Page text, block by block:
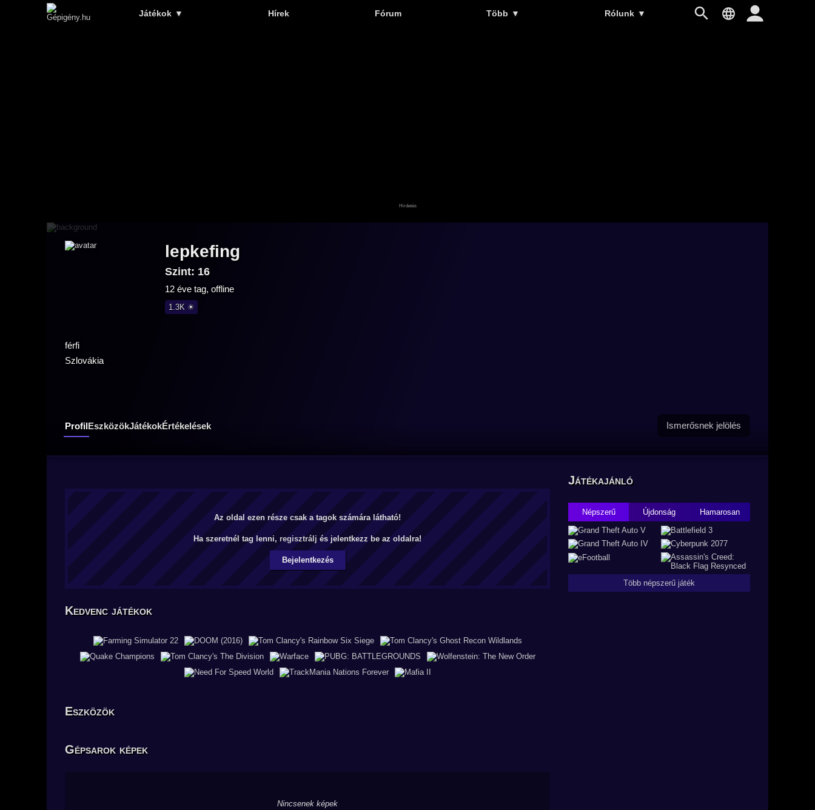
Játékok ▼ Hírek Fórum Több ▼ Rólunk ▼
lepkefing
Szint: 16
12 éve tag, offline
1.3K ☀
férfi
Szlovákia
ProfilEszközökJátékokÉrtékelések Ismerősnek jelölés
Az oldal ezen része csak a tagok számára látható!
Ha szeretnél tag lenni, regisztrálj és jelentkezz be az oldalra!
Bejelentkezés
Kedvenc játékok
Eszközök
Gépsarok képek
Nincsenek képek
Játékajánló
Népszerű Újdonság Hamarosan
Több népszerű játék